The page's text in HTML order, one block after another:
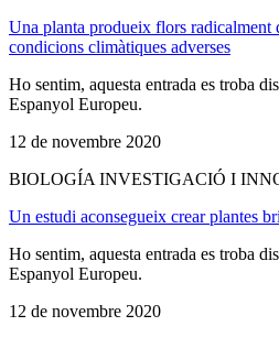
Una planta produeix flors radicalment
condicions climàtiques adverses
Ho sentim, aquesta entrada es troba
Espanyol Europeu.
12 de novembre 2020
BIOLOGÍA INVESTIGACIÓ I
Un estudi aconsegueix crear plantes
Ho sentim, aquesta entrada es troba
Espanyol Europeu.
12 de novembre 2020